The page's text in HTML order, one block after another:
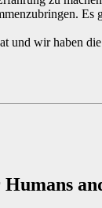
Es
und wir haben